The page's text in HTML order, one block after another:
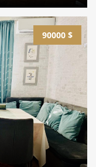
90000 $